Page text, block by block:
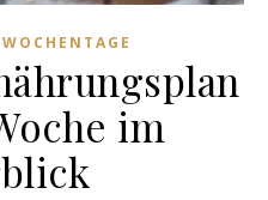
WOCHENTAGE
im